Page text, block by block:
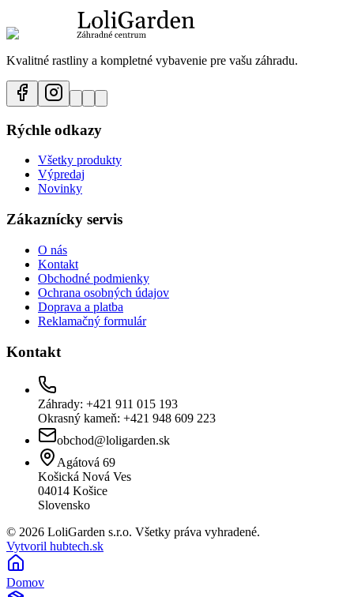
Kvalitné rastliny a kompletné vybavenie pre vašu záhradu.
Rýchle odkazy
Všetky produkty
Výpredaj
Novinky
Zákaznícky servis
O nás
Kontakt
Obchodné podmienky
Ochrana osobných údajov
Doprava a platba
Reklamačný formulár
Kontakt
Záhrady: +421 911 015 193
Okrasný kameň: +421 948 609 223
obchod@loligarden.sk
Agátová 69
Košická Nová Ves
04014 Košice
Slovensko
© 2026 LoliGarden s.r.o. Všetky práva vyhradené.
Vytvoril hubtech.sk
Domov